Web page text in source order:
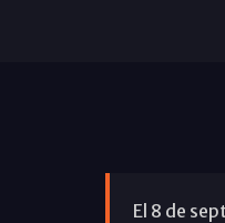
El 8 de